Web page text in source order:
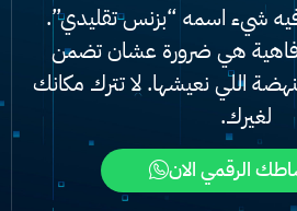
شيء اسمه “بزنس تقليدي”.
رفاهية هي ضرورة عشان تضمن
اللي نعيشها. لا تترك مكانك
لغيرك.
الرقمي الان